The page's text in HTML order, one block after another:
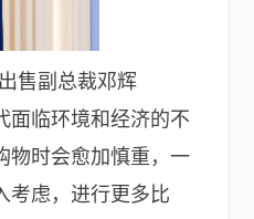
售副总裁邓辉
面临环境和经济的不
物时会愈加慎重，一
考虑，进行更多比